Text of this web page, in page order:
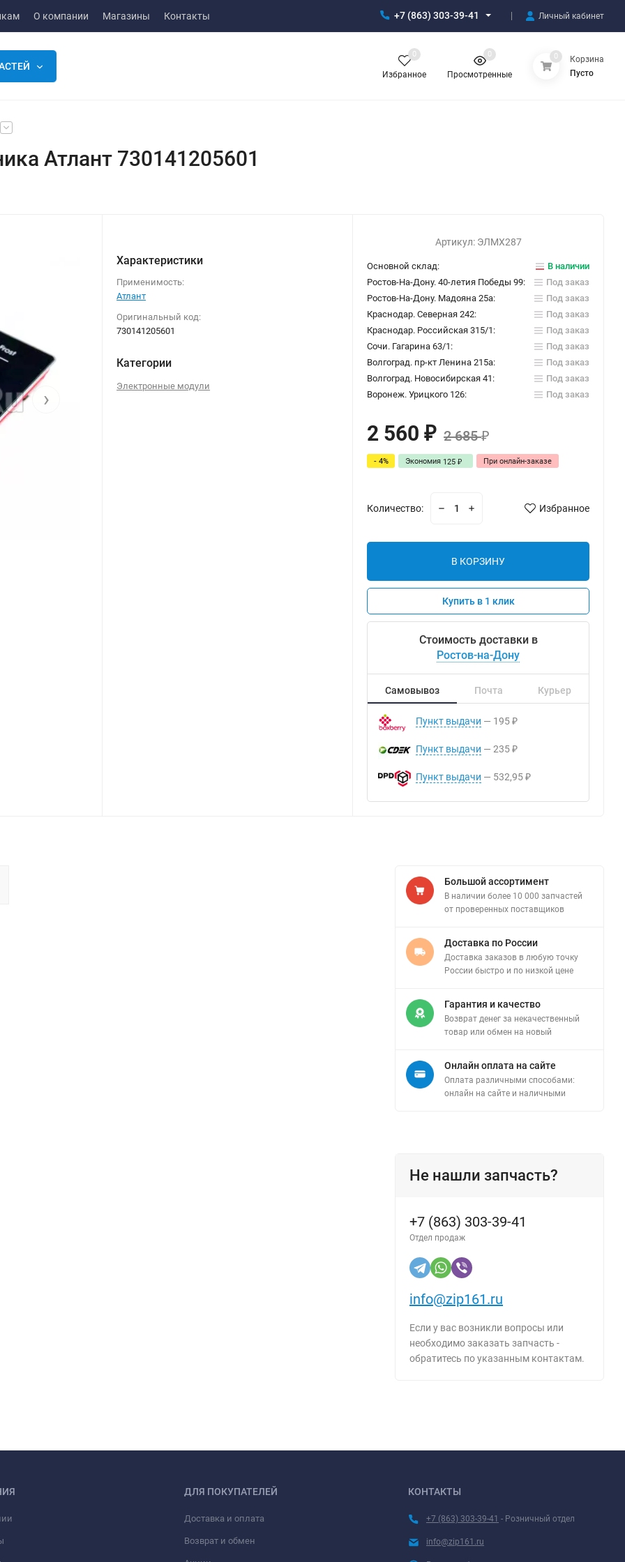
О компании Магазины Контакты +7 (863) 303-39-41 Личный кабинет
Избранное
0
Просмотренные
0 0
Корзина
Пусто
Атлант 730141205601
›
Характеристики
Применимость:
Атлант
Оригинальный код:
730141205601
Категории
Электронные модули
Артикул: ЭЛМХ287
Основной склад:
В наличии
Ростов-На-Дону. 40-летия Победы 99:
Под заказ
Ростов-На-Дону. Мадояна 25а:
Под заказ
Краснодар. Северная 242:
Под заказ
Краснодар. Российская 315/1:
Под заказ
Сочи. Гагарина 63/1:
Под заказ
Волгоград. пр-кт Ленина 215а:
Под заказ
Волгоград. Новосибирская 41:
Под заказ
Воронеж. Урицкого 126:
Под заказ
2 560₽ 2 685₽
- 4% Экономия 125₽ При онлайн-заказе
Количество: Избранное
В КОРЗИНУ
Купить в 1 клик
Стоимость доставки в
Ростов-на-Дону
Самовывоз Почта Курьер
Пункт выдачи 195 ₽
Пункт выдачи 235 ₽
Пункт выдачи 532,95 ₽
Большой ассортимент
В наличии более 10 000 запчастей
от проверенных поставщиков
Доставка по России
Доставка заказов в любую точку
России быстро и по низкой цене
Гарантия и качество
Возврат денег за некачественный
товар или обмен на новый
Онлайн оплата на сайте
Оплата различными способами:
онлайн на сайте и наличными
Не нашли запчасть?
+7 (863) 303-39-41
Отдел продаж
info@zip161.ru
Если у вас возникли вопросы или
необходимо заказать запчасть -
обратитесь по указанным контактам.
ДЛЯ ПОКУПАТЕЛЕЙ
Доставка и оплата
Возврат и обмен
КОНТАКТЫ
+7 (863) 303-39-41 - Розничный отдел
info@zip161.ru